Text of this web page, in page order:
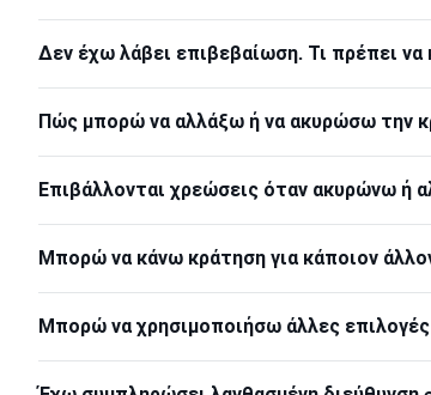
Δεν έχω λάβει επιβεβαίωση. Τι πρέπει να
Πώς μπορώ να αλλάξω ή να ακυρώσω την
Επιβάλλονται χρεώσεις όταν ακυρώνω ή
Μπορώ να κάνω κράτηση για κάποιον
Μπορώ να χρησιμοποιήσω άλλες